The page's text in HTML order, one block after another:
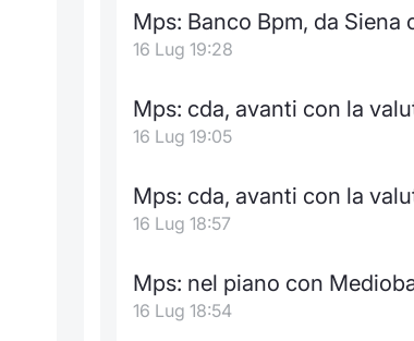
Mps: Banco Bpm, da
16 Lug 19:28
Mps: cda, avanti con la
16 Lug 19:05
Mps: cda, avanti con la
16 Lug 18:57
Mps: nel piano con
16 Lug 18:54